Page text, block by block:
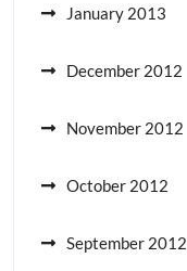
January 2013
December 2012
November 2012
October 2012
September 2012